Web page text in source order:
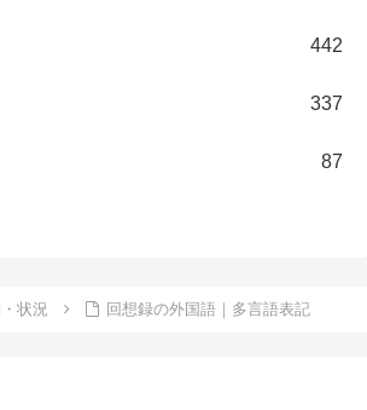
442
337
87
状況 回想録の外国語｜多言語表記